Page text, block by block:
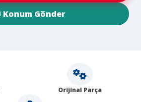
Konum Gönder
Orijinal Parça